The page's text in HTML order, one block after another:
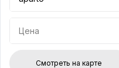
Цена
Смотреть на карте